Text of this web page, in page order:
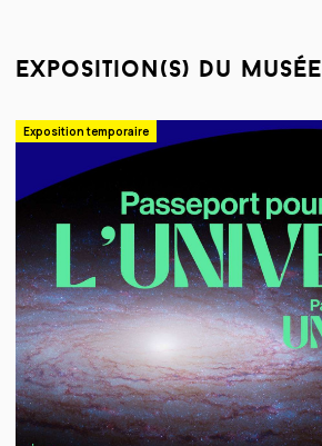
exposition(s) du musée
Exposition temporaire